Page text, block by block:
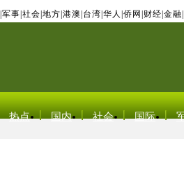
军事 社会 地方 港澳 台湾 华人 侨网 财经 金融
热点 国内 社会 国际